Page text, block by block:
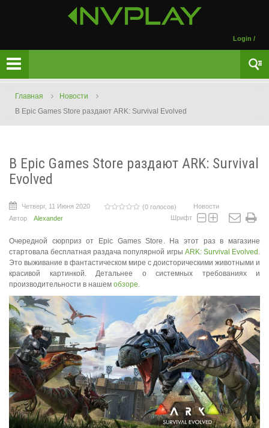
Login /
Главная
Новости
В Epic Games Store раздают ARK: Survival Evolved
В Epic Games Store раздают ARK: Survival
Evolved
Четверг, 11 Июня 2020 (0 голосов)
Новости
Автор
Alexander Шрифт
Очередной сюрприз от Epic Games Store. На этот раз в магазине
стартовала бесплатная раздача популярной игры ARK: Survival Evolved.
Это выживание в фантастическом мире с доисторическими животными и
красивой картинкой. Детальнее о системных требованиях и
производительности в нашем обзоре.